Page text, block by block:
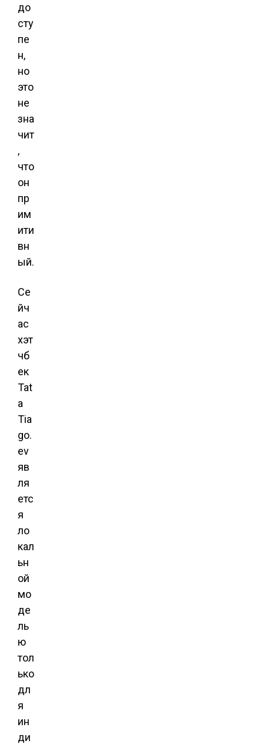
до
сту
пе
н,
но
это
не
зна
чит
,
что
он
пр
им
ити
вн
ый.
Се
йч
ас
хэт
чб
ек
Tat
a
Tia
go.
ev
яв
ля
етс
я
ло
кал
ьн
ой
мо
де
ль
ю
тол
ько
дл
я
ин
ди